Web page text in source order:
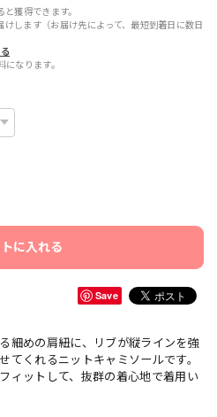
と獲得できます。
します（お届け先によって、最短到着日に数日
なります。
に入れる
Save
細めの肩紐に、リブが縦ラインを強
てくれるニットキャミソールです。
ィットして、抜群の着心地で着用い